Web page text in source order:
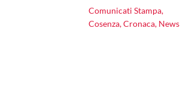
Comunicati Stampa,
Cosenza,Cronaca, News